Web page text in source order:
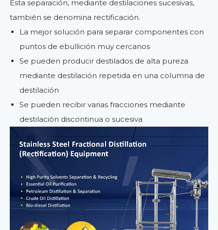
Esta separación, mediante destilaciones sucesivas,
también se denomina rectificación.
La mejor solución para separar componentes con
puntos de ebullición muy cercanos
Se pueden producir destilados de alta pureza
mediante destilación repetida en una columna de
destilación
Se pueden recibir varias fracciones mediante
destilación discontinua o sucesiva